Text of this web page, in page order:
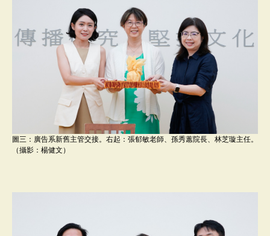
圖三：廣告系新舊主管交接。右起：張郁敏老師、孫秀蕙院長、林芝璇主任。
（攝影：楊健文）